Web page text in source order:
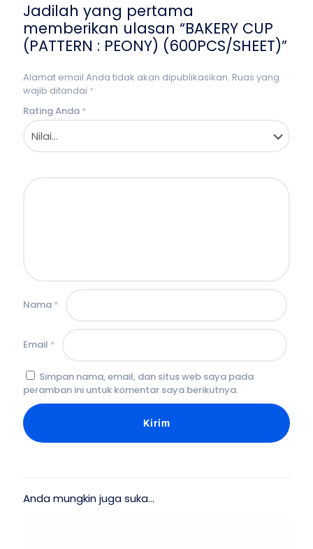
Jadilah yang pertama
memberikan ulasan “BAKERY CUP
(PATTERN : PEONY) (600PCS/SHEET)”
Alamat email Anda tidak akan dipublikasikan. Ruas yang
wajib ditandai *
Rating Anda *
Nama *
Email *
Simpan nama, email, dan situs web saya pada
peramban ini untuk komentar saya berikutnya.
Anda mungkin juga suka…